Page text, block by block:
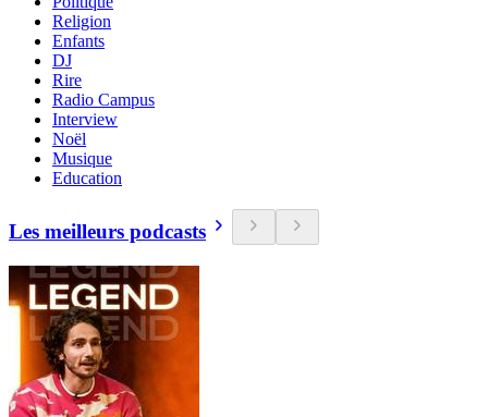
Religion
Enfants
DJ
Rire
Radio Campus
Interview
Noël
Musique
Education
Les meilleurs podcasts